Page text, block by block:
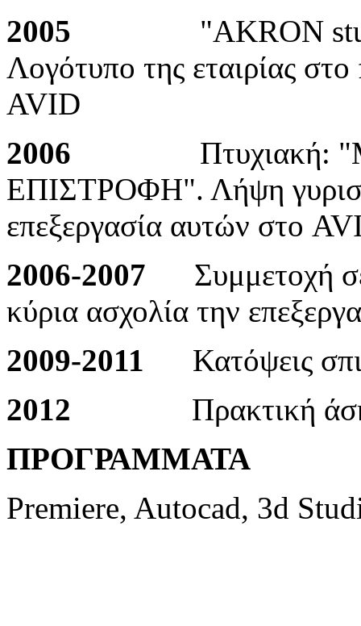
2005 "AKRON
Λογότυπο της εταιρίας
AVID
2006 Πτυχιακή:
ΕΠΙΣΤΡΟΦΗ". Λήψη
επεξεργασία αυτών στο
2006-2007 Συμμετοχή
κύρια ασχολία την
2009-2011 Κατόψεις
2012 Πρακτική
ΠΡΟΓΡΑΜΜΑΤΑ
Premiere, Autocad, 3d